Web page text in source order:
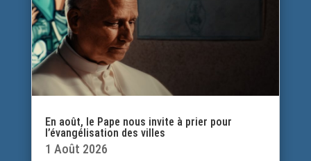
En août, le Pape nous invite à prier pour
l’évangélisation des villes
1 Août 2026